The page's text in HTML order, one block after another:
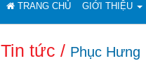
TRANG CHỦ GIỚI THIỆU
Tin tức / Phục Hưng